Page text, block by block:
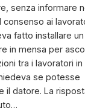
senza informare
consenso ai
fatto installare un
in mensa per
tra i lavoratori in
se potesse
il datore. La